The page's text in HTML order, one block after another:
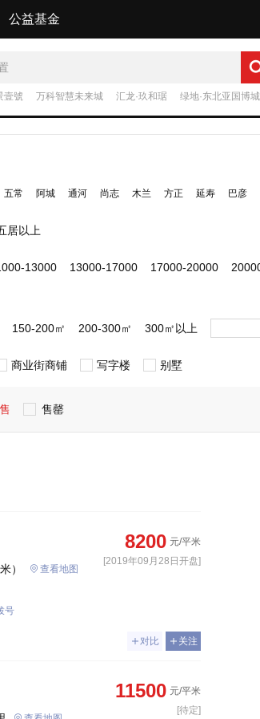
公益基金
壹號 万科智慧未来城 汇龙·玖和琚 绿地·东北亚国博城
五常 阿城 通河 尚志 木兰 方正 延寿 巴彦
居以上
13000 13000-17000 17000-20000
150-200㎡ 200-300㎡ 300㎡以上
商业街商铺 写字楼 别墅
售罄
8200 元/平米
[2019年09月28日开盘]
） 查看地图
号
对比 关注
11500 元/平米
[待定]